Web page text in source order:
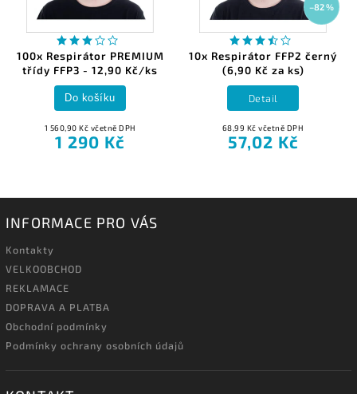
100x Respirátor PREMIUM
třídy FFP3 - 12,90 Kč/ks
1 560,90 Kč včetně DPH
1 290 Kč
Do košíku
–82 %
10x Respirátor FFP2 černý
(6,90 Kč za ks)
68,99 Kč včetně DPH
57,02 Kč
Detail
INFORMACE PRO VÁS
Kontakty
VELKOOBCHOD
REKLAMACE
DOPRAVA A PLATBA
Obchodní podmínky
Podmínky ochrany osobních údajů